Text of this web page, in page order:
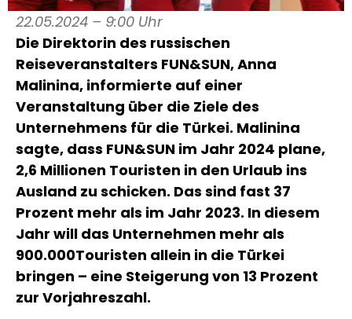
22.05.2024 – 9:00 Uhr
Die Direktorin des russischen
Reiseveranstalters FUN&SUN, Anna
Malinina, informierte auf einer
Veranstaltung über die Ziele des
Unternehmens für die Türkei. Malinina
sagte, dass FUN&SUN im Jahr 2024 plane,
2,6 Millionen Touristen in den Urlaub ins
Ausland zu schicken. Das sind fast 37
Prozent mehr als im Jahr 2023. In diesem
Jahr will das Unternehmen mehr als
900.000Touristen allein in die Türkei
bringen – eine Steigerung von 13 Prozent
zur Vorjahreszahl.